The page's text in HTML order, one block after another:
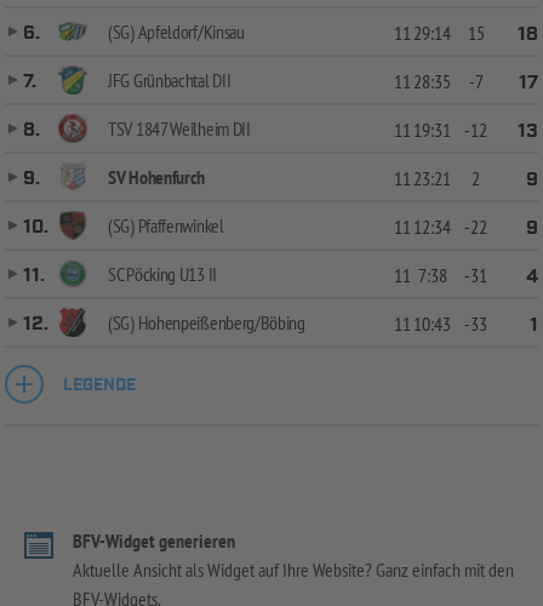
6.
(SG) Apfeldorf/Kinsau 11 29:14 15
18
7.
JFG Grünbachtal DII 11 28:35 -7
17
8.
TSV 1847 Weilheim DII 11 19:31 -12
13
9.
SV Hohenfurch 11 23:21 2
9
10.
(SG) Pfaffenwinkel 11 12:34 -22
9
11.
SC Pöcking U13 II 11 7:38 -31
4
12.
(SG) Hohenpeißenberg/Böbing 11 10:43 -33 1
LEGENDE
BFV-Widget generieren
Aktuelle Ansicht als Widget auf Ihre Website? Ganz einfach mit den
BFV-Widgets.